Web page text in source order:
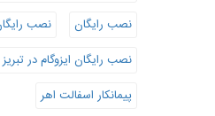
نصب رایگان
نصب
نصب رایگان ایزوگام در تبریز
پیمانکار اسفالت اهر